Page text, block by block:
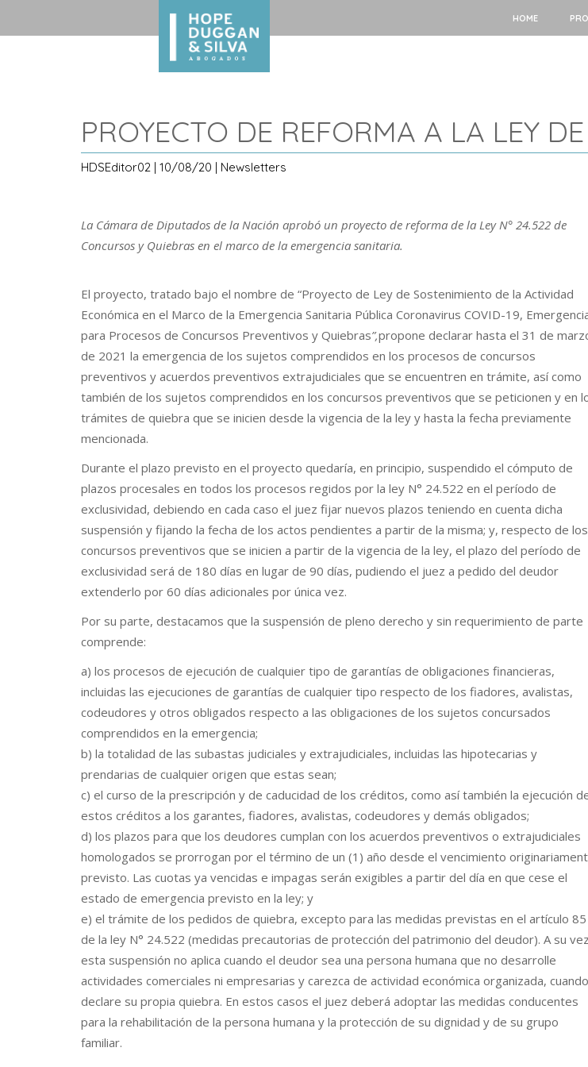
HOME
PROYECTO DE REFORMA A LA LEY
HDSEditor02 | 10/08/20 | Newsletters
La Cámara de Diputados de la Nación aprobó un proyecto de reforma de la Ley N° 24.522 de
Concursos y Quiebras en el marco de la emergencia sanitaria.
El proyecto, tratado bajo el nombre de “Proyecto de Ley de Sostenimiento de la Actividad
Económica en el Marco de la Emergencia Sanitaria Pública Coronavirus COVID-19,
para Procesos de Concursos Preventivos y Quiebras”,propone declarar hasta el 31 de
de 2021 la emergencia de los sujetos comprendidos en los procesos de concursos
preventivos y acuerdos preventivos extrajudiciales que se encuentren en trámite, así como
también de los sujetos comprendidos en los concursos preventivos que se peticionen y en
trámites de quiebra que se inicien desde la vigencia de la ley y hasta la fecha previamente
mencionada.
Durante el plazo previsto en el proyecto quedaría, en principio, suspendido el cómputo de
plazos procesales en todos los procesos regidos por la ley N° 24.522 en el período de
exclusividad, debiendo en cada caso el juez fijar nuevos plazos teniendo en cuenta dicha
suspensión y fijando la fecha de los actos pendientes a partir de la misma; y, respecto de los
concursos preventivos que se inicien a partir de la vigencia de la ley, el plazo del período de
exclusividad será de 180 días en lugar de 90 días, pudiendo el juez a pedido del deudor
extenderlo por 60 días adicionales por única vez.
Por su parte, destacamos que la suspensión de pleno derecho y sin requerimiento de parte
comprende:
a) los procesos de ejecución de cualquier tipo de garantías de obligaciones financieras,
incluidas las ejecuciones de garantías de cualquier tipo respecto de los fiadores, avalistas,
codeudores y otros obligados respecto a las obligaciones de los sujetos concursados
comprendidos en la emergencia;
b) la totalidad de las subastas judiciales y extrajudiciales, incluidas las hipotecarias y
prendarias de cualquier origen que estas sean;
c) el curso de la prescripción y de caducidad de los créditos, como así también la ejecución
estos créditos a los garantes, fiadores, avalistas, codeudores y demás obligados;
d) los plazos para que los deudores cumplan con los acuerdos preventivos o extrajudiciales
homologados se prorrogan por el término de un (1) año desde el vencimiento
previsto. Las cuotas ya vencidas e impagas serán exigibles a partir del día en que cese el
estado de emergencia previsto en la ley; y
e) el trámite de los pedidos de quiebra, excepto para las medidas previstas en el artículo 85
de la ley N° 24.522 (medidas precautorias de protección del patrimonio del deudor). A su
esta suspensión no aplica cuando el deudor sea una persona humana que no desarrolle
actividades comerciales ni empresarias y carezca de actividad económica organizada, cuando
declare su propia quiebra. En estos casos el juez deberá adoptar las medidas conducentes
para la rehabilitación de la persona humana y la protección de su dignidad y de su grupo
familiar.